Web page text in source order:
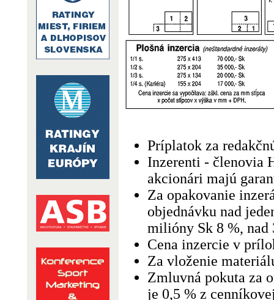
Príplatok za
Inzerenti - členovia
akcionári majú
Za opakovanie
objednávku nad
milióny Sk 8 %,
Cena inzercie v
Za vloženie
Zmluvná pokuta za
je 0,5 % z